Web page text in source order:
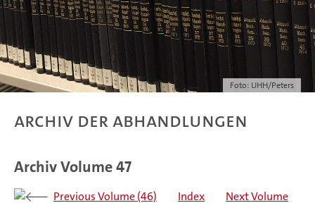
Foto: UHH/Peters
Archiv der Abhandlungen
Archiv Volume 47
Previous Volume (46) Index
Next Volume